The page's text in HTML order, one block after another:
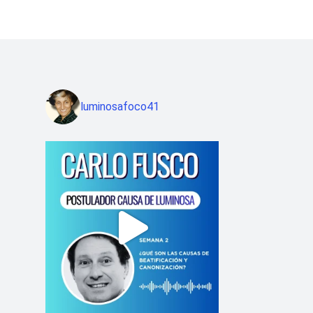
luminosafoco41